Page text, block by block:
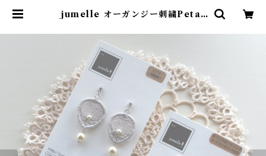
jumelle オーガンジー刺繍Petal
| onospace